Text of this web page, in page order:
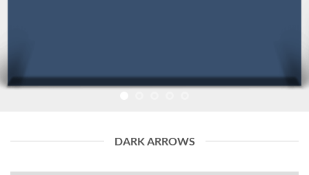
DARK ARROWS